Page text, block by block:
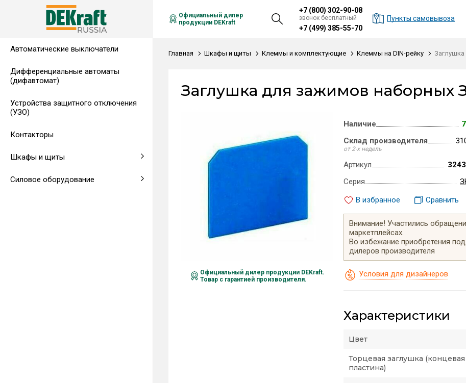
Автоматические выключатели
Дифференциальные автоматы
(дифавтомат)
Устройства защитного отключения
(УЗО)
Контакторы
Шкафы и щиты
Распределительные щиты,
Напольные щиты
Клеммы и комплектующие
Клеммы на DIN-рейку
Аксессуары для щитов
Силовое оборудование
Автоматические выключатели в
Аксессуары
Предохранители
Щитовые приборы
Амперметры
Автоматические воздушные
выключатели
Воздушные автоматические
Официальный дилер
продукции DEKraft
+7 (800) 302-90-08
звонок бесплатный
+7 (499) 385-55-70
Пункты самовывоза
Главная Шкафы и щиты Клеммы и комплектующие Клеммы на DIN-рейку
Заглушка для зажимов наборных
Официальный дилер продукции DEKraft.
Товар с гарантией производителя.
Наличие
Склад производителя
от 2-х недель
Артикул
Серия
В избранное
Сравнить
Внимание! Участились
маркетплейсах.
Во избежание приобретения
дилеров производителя
Условия для дизайнеров
Характеристики
Цвет
Торцевая заглушка (концевая
пластина)